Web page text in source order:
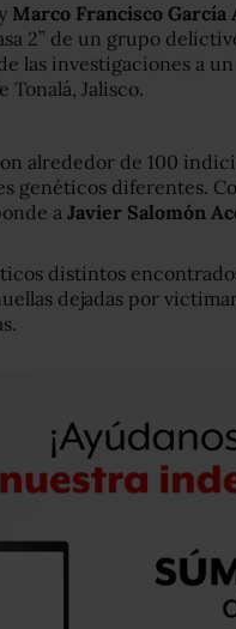
Marco Francisco García
2” de un grupo
las investigaciones a
Tonalá, Jalisco.
alrededor de 100
genéticos diferentes.
a Javier Salomón
distintos
dejadas por